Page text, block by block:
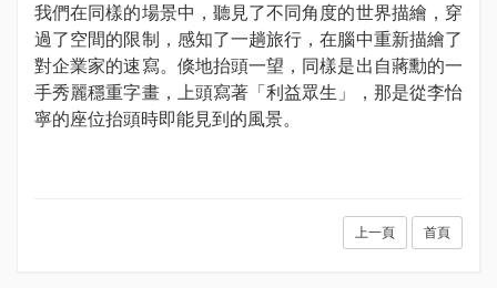
我們在同樣的場景中，聽見了不同角度的世界描繪，穿
過了空間的限制，感知了一趟旅行，在腦中重新描繪了
對企業家的速寫。倏地抬頭一望，同樣是出自蔣勳的一
手秀麗穩重字畫，上頭寫著「利益眾生」，那是從李怡
寧的座位抬頭時即能見到的風景。
上一頁 首頁